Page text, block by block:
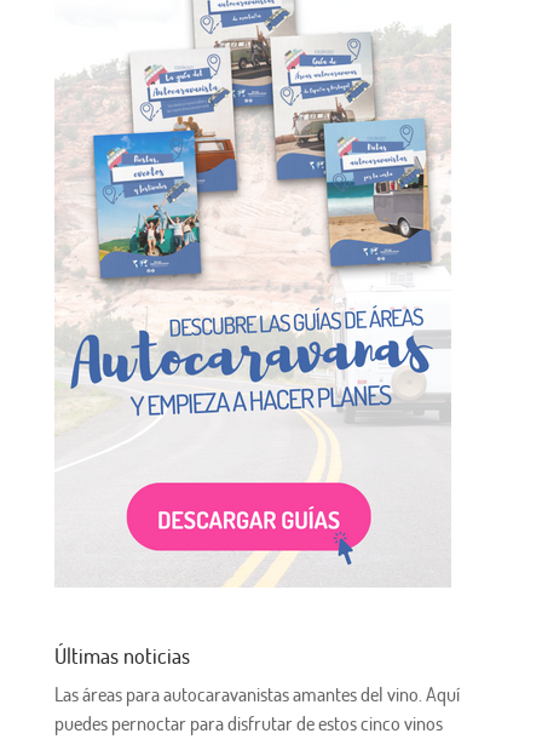
Últimas noticias
Las áreas para autocaravanistas amantes del vino. Aquí
puedes pernoctar para disfrutar de estos cinco vinos